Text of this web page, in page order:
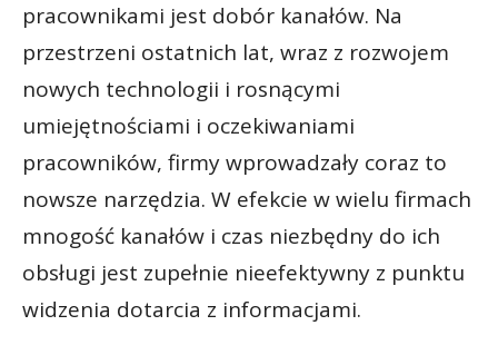
pracownikami jest dobór kanałów. Na
przestrzeni ostatnich lat, wraz z rozwojem
nowych technologii i rosnącymi
umiejętnościami i oczekiwaniami
pracowników, firmy wprowadzały coraz to
nowsze narzędzia. W efekcie w wielu firmach
mnogość kanałów i czas niezbędny do ich
obsługi jest zupełnie nieefektywny z punktu
widzenia dotarcia z informacjami.